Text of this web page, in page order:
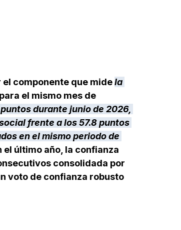
componente que mide la
para el mismo mes de
durante junio de 2026,
frente a los 57.8 puntos
en el mismo periodo de
el último año, la confianza
consolidada por
voto de confianza robusto